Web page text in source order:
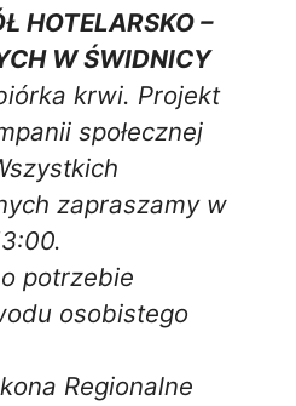
HOTELARSKO –
W ŚWIDNICY
krwi. Projekt
społecznej
zapraszamy w
potrzebie
osobistego
Regionalne